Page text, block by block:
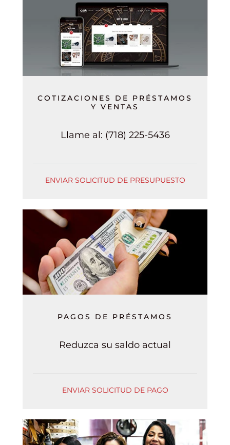
COTIZACIONES DE PRÉSTAMOS
Y VENTAS
Llame al: (718) 225-5436
ENVIAR SOLICITUD DE PRESUPUESTO
PAGOS DE PRÉSTAMOS
Reduzca su saldo actual
ENVIAR SOLICITUD DE PAGO